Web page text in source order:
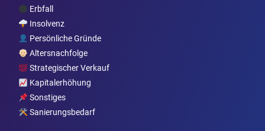
Erbfall
Insolvenz
Persönliche Gründe
Altersnachfolge
Strategischer Verkauf
Kapitalerhöhung
Sonstiges
Sanierungsbedarf